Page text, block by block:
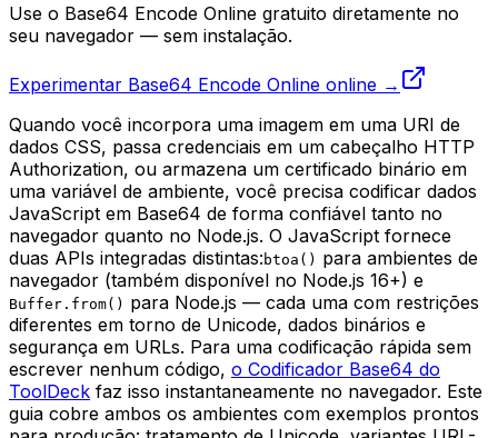
Use o Base64 Encode Online gratuito diretamente no
seu navegador — sem instalação.
Experimentar Base64 Encode Online online →
Quando você incorpora uma imagem em uma URI de
dados CSS, passa credenciais em um cabeçalho HTTP
Authorization, ou armazena um certificado binário em
uma variável de ambiente, você precisa codificar dados
JavaScript em Base64 de forma confiável tanto no
navegador quanto no Node.js. O JavaScript fornece
duas APIs integradas distintas: btoa() para ambientes de
navegador (também disponível no Node.js 16+) e
Buffer.from() para Node.js — cada uma com restrições
diferentes em torno de Unicode, dados binários e
segurança em URLs. Para uma codificação rápida sem
escrever nenhum código, o Codificador Base64 do
ToolDeck faz isso instantaneamente no navegador. Este
guia cobre ambos os ambientes com exemplos prontos